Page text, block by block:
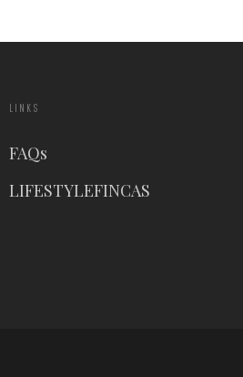
LINKS
FAQs
LIFESTYLEFINCAS